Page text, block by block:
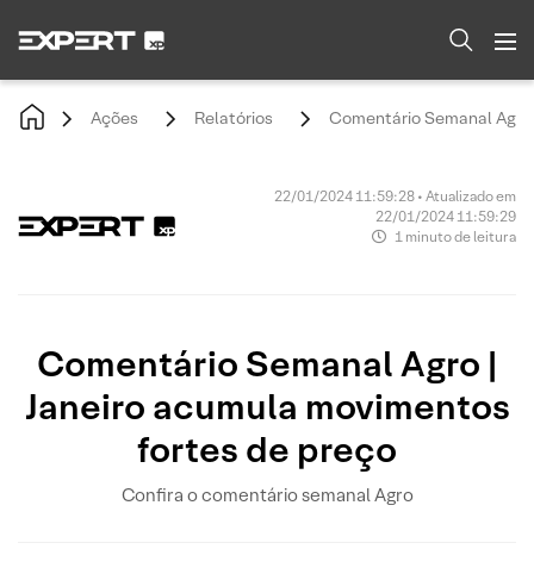
Ações Relatórios Comentário Semanal
22/01/2024 11:59:28 • Atualizado em
22/01/2024 11:59:29
1 minuto de leitura
Comentário Semanal Agro |
Janeiro acumula movimentos
fortes de preço
Confira o comentário semanal Agro